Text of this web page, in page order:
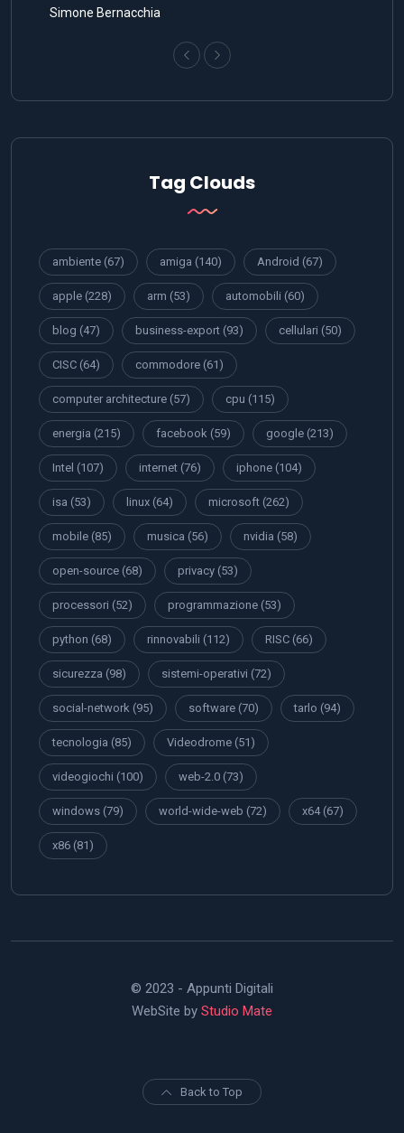
Simone Bernacchia
Tag Clouds
ambiente (67) amiga (140) Android (67)
apple (228) arm (53) automobili (60)
blog (47) business-export (93) cellulari (50)
CISC (64) commodore (61)
computer architecture (57) cpu (115)
energia (215) facebook (59) google (213)
Intel (107) internet (76) iphone (104)
isa (53) linux (64) microsoft (262)
mobile (85) musica (56) nvidia (58)
open-source (68) privacy (53)
processori (52) programmazione (53)
python (68) rinnovabili (112) RISC (66)
sicurezza (98) sistemi-operativi (72)
social-network (95) software (70) tarlo (94)
tecnologia (85) Videodrome (51)
videogiochi (100) web-2.0 (73)
windows (79) world-wide-web (72) x64(67)
x86 (81)
© 2023 - Appunti Digitali
WebSite by Studio Mate
Back to Top